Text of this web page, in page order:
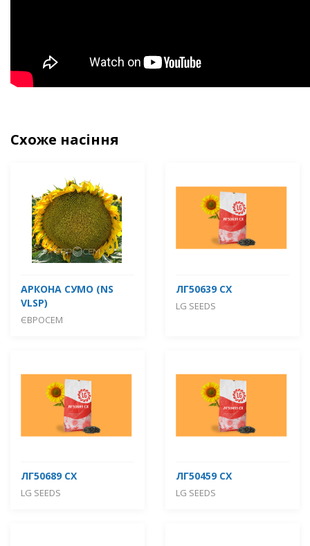
Схоже насіння
АРКОНА СУМО (NS
VLSP)
ЄВРОСЕМ
ЛГ50639 СХ
LG SEEDS
ЛГ50689 СХ
LG SEEDS
ЛГ50459 СХ
LG SEEDS